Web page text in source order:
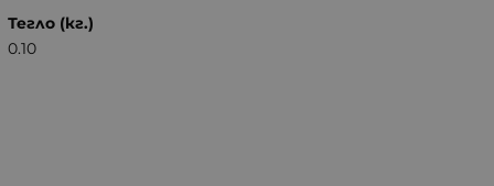
Тегло (кг.)
0.10